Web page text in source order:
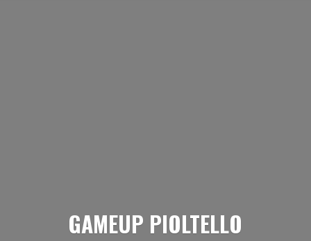
GAMEUP PIOLTELLO